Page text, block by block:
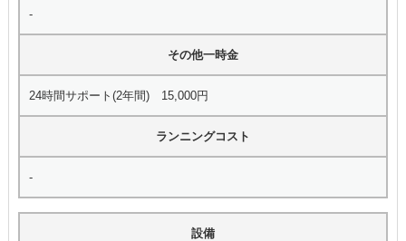
-
その他一時金
24時間サポート(2年間) 15,000円
ランニングコスト
-
設備